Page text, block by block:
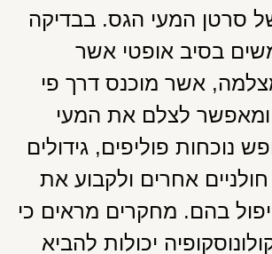
סרטן המעי הגס. בבדיקה
בסיב אופטי אשר
אשר מוכנס דרך פי
לצלם את המעי
נוכחות פוליפים, גידולים
אחרים ולקבוע את
בהם. מחקרים מראים כי
יכולות להביא